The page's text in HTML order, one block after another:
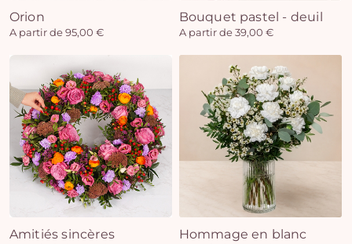
Orion
A partir de 95,00 €
Bouquet pastel - deuil
A partir de 39,00 €
Amitiés sincères Hommage en blanc